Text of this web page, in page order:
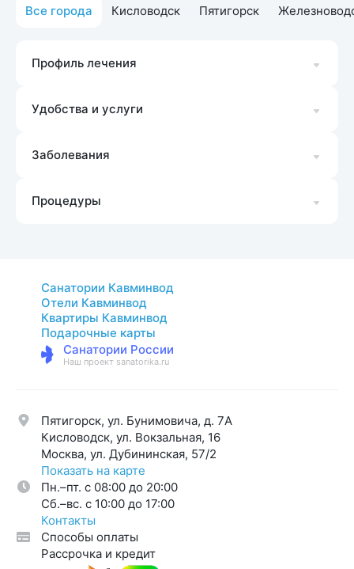
Все города Кисловодск Пятигорск
Профиль лечения
Удобства и услуги
Заболевания
Процедуры
Санатории Кавминвод
Отели Кавминвод
Квартиры Кавминвод
Подарочные карты
Санатории России
Наш проект sanatorika.ru
Пятигорск, ул. Бунимовича, д. 7A
Кисловодск, ул. Вокзальная, 16
Москва, ул. Дубининская, 57/2
Показать на карте
Пн.–пт. с 08:00 до 20:00
Cб.–вс. с 10:00 до 17:00
Контакты
Способы оплаты
Рассрочка и кредит